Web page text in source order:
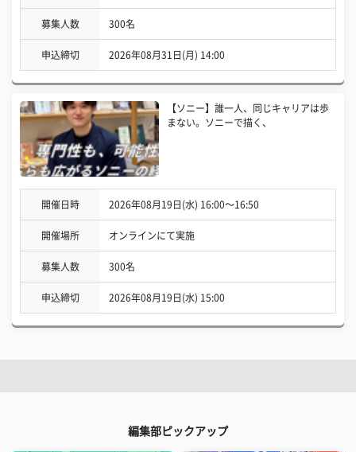
募集人数 300名
申込締切 2026年08月31日(月) 14:00
【ソニー】誰一人、同じキャリアは歩
まない。ソニーで描く、
開催日時 2026年08月19日(水) 16:00〜16:50
開催場所 オンラインにて実施
募集人数 300名
申込締切 2026年08月19日(水) 15:00
編集部ピックアップ